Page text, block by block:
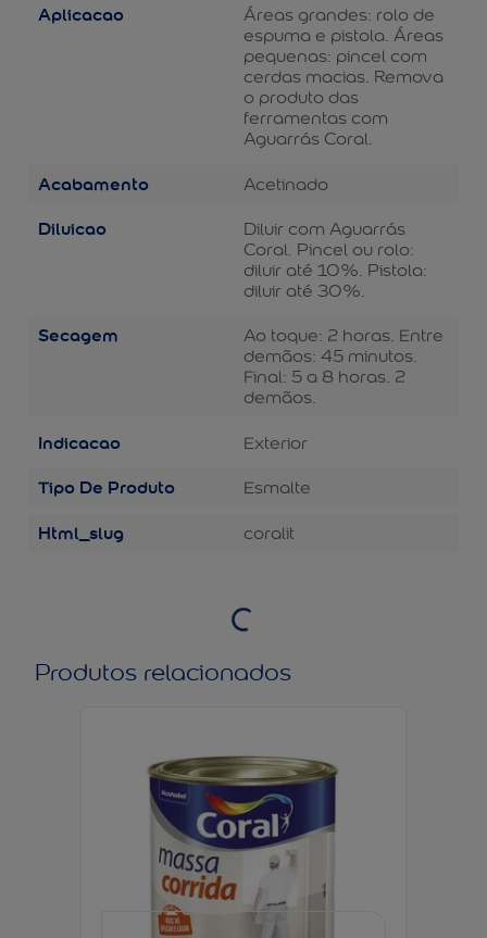
Aplicacao
Áreas grandes: rolo de
espuma e pistola. Áreas
pequenas: pincel com
cerdas macias. Remova
o produto das
ferramentas com
Aguarrás Coral.
Acabamento Acetinado
Diluicao
Diluir com Aguarrás
Coral. Pincel ou rolo:
diluir até 10%. Pistola:
diluir até 30%.
Secagem
Ao toque: 2 horas. Entre
demãos: 45 minutos.
Final: 5 a 8 horas. 2
demãos.
Indicacao Exterior
Tipo De Produto Esmalte
Html_slug coralit
Produtos relacionados